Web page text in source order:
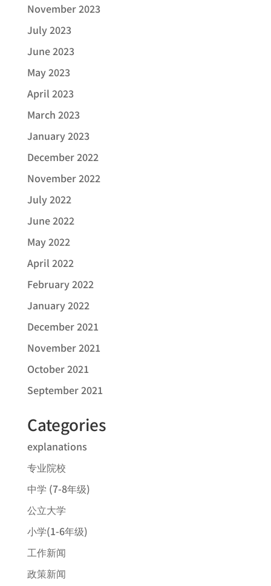
November 2023
July 2023
June 2023
May 2023
April 2023
March 2023
January 2023
December 2022
November 2022
July 2022
June 2022
May 2022
April 2022
February 2022
January 2022
December 2021
November 2021
October 2021
September 2021
Categories
explanations
专业院校
中学 (7-8年级)
公立大学
小学(1-6年级)
工作新闻
政策新闻